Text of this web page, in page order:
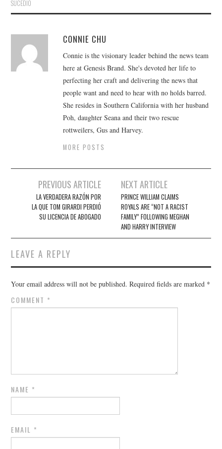
SUCEDIÓ
CONNIE CHU
Connie is the visionary leader behind the news team
here at Genesis Brand. She's devoted her life to
perfecting her craft and delivering the news that
people want and need to hear with no holds barred.
She resides in Southern California with her husband
Poh, daughter Seana and their two rescue
rottweilers, Gus and Harvey.
MORE POSTS
navigation
PREVIOUS ARTICLE
LA VERDADERA RAZÓN POR
LA QUE TOM GIRARDI PERDIÓ
SU LICENCIA DE ABOGADO
NEXT ARTICLE
PRINCE WILLIAM CLAIMS
ROYALS ARE “NOT A RACIST
FAMILY” FOLLOWING MEGHAN
AND HARRY INTERVIEW
LEAVE A REPLY
Your email address will not be published. Required fields are marked *
COMMENT *
NAME *
EMAIL *